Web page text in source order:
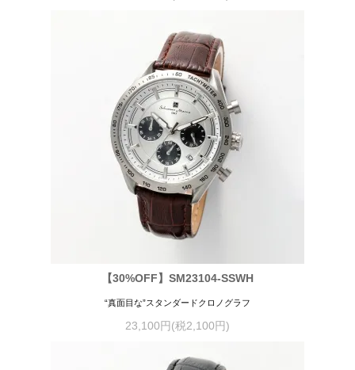
【30%OFF】SM23104-SSWH
“真面目な”スタンダードクロノグラフ
23,100円(税2,100円)